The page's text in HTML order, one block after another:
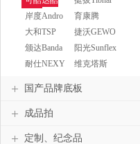
KKT
岸度Andro
育康腾
EAKENT
大和TSP
捷沃GEWO
颁达Banda
阳光Sunflex
耐仕NEXY
维克塔斯
国产品牌底板
成品拍
定制、纪念品